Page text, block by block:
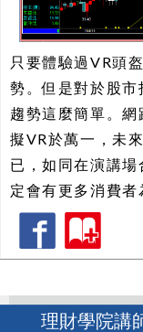
只要體驗過VR頭
勢。但是對於股
趨勢這麼簡單。
擬VR於萬一，未
已，如同在演講
定會有更多消費者
理財學院講